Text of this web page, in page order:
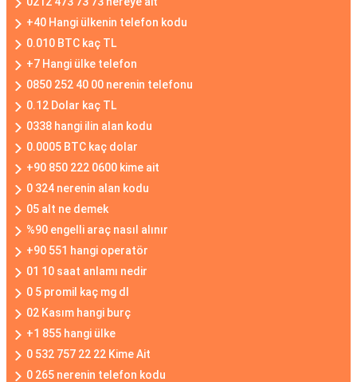
+40 Hangi ülkenin telefon kodu
0.010 BTC kaç TL
+7 Hangi ülke telefon
0850 252 40 00 nerenin telefonu
0.12 Dolar kaç TL
0338 hangi ilin alan kodu
0.0005 BTC kaç dolar
+90 850 222 0600 kime ait
0 324 nerenin alan kodu
05 alt ne demek
%90 engelli araç nasıl alınır
+90 551 hangi operatör
01 10 saat anlamı nedir
0 5 promil kaç mg dl
02 Kasım hangi burç
+1 855 hangi ülke
0 532 757 22 22 Kime Ait
0 265 nerenin telefon kodu